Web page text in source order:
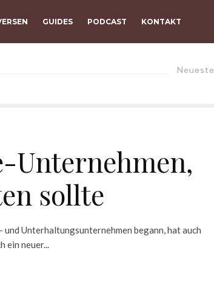
GUIDES PODCAST KONTAKT
Neueste
Unternehmen,
sollte
Unterhaltungsunternehmen begann, hat auch
ein neuer...